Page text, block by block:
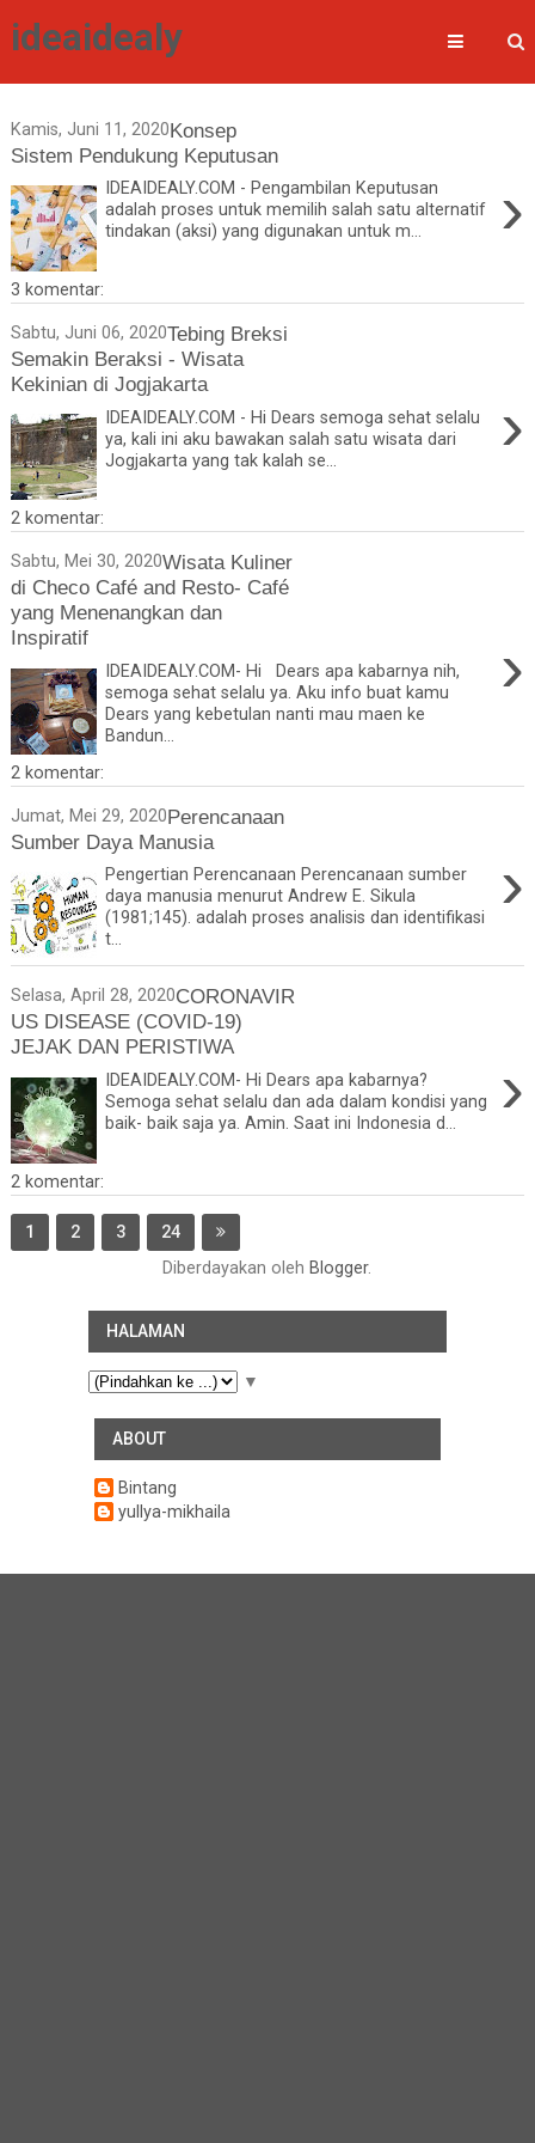
ideaidealy
Kamis, Juni 11, 2020Konsep
Sistem Pendukung Keputusan
›
IDEAIDEALY.COM - Pengambilan Keputusan
adalah proses untuk memilih salah satu alternatif
tindakan (aksi) yang digunakan untuk m...
3 komentar:
Sabtu, Juni 06, 2020Tebing Breksi
Semakin Beraksi - Wisata
Kekinian di Jogjakarta
›
IDEAIDEALY.COM - Hi Dears semoga sehat selalu
ya, kali ini aku bawakan salah satu wisata dari
Jogjakarta yang tak kalah se...
2 komentar:
Sabtu, Mei 30, 2020Wisata Kuliner
di Checo Café and Resto- Café
yang Menenangkan dan
Inspiratif
›
IDEAIDEALY.COM- Hi Dears apa kabarnya nih,
semoga sehat selalu ya. Aku info buat kamu
Dears yang kebetulan nanti mau maen ke
Bandun...
2 komentar:
Jumat, Mei 29, 2020Perencanaan
Sumber Daya Manusia
›
Pengertian Perencanaan Perencanaan sumber
daya manusia menurut Andrew E. Sikula
(1981;145). adalah proses analisis dan identifikasi
t...
Selasa, April 28, 2020CORONAVIR
US DISEASE (COVID-19)
JEJAK DAN PERISTIWA
›
IDEAIDEALY.COM- Hi Dears apa kabarnya?
Semoga sehat selalu dan ada dalam kondisi yang
baik- baik saja ya. Amin. Saat ini Indonesia d...
2 komentar:
1 2 3
24
Diberdayakan oleh Blogger.
HALAMAN
▼
ABOUT
Bintang
yullya-mikhaila